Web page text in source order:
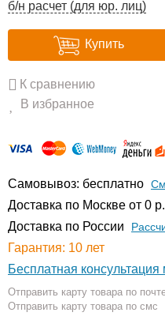
б/н расчет (для юр. лиц)
Купить
К сравнению
В избранное
Самовывоз: бесплатно
Доставка по Москве от 0 р.
Доставка по России
Гарантия: 10 лет
Бесплатная
Отправить карту товара по
Отправить карту товара по смс